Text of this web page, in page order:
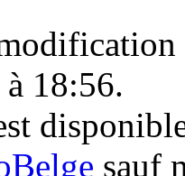
18:56.
sauf